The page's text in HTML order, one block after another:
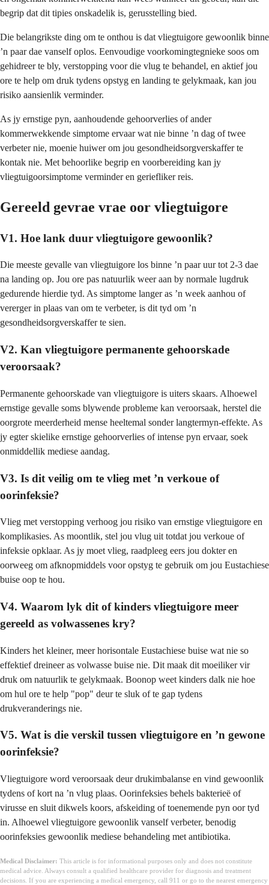
begrip dat dit tipies onskadelik is, gerusstelling bied.
Die belangrikste ding om te onthou is dat vliegtuigore gewoonlik binne
’n paar dae vanself oplos. Eenvoudige voorkomingtegnieke soos om
gehidreer te bly, verstopping voor die vlug te behandel, en aktief jou
ore te help om druk tydens opstyg en landing te gelykmaak, kan jou
risiko aansienlik verminder.
As jy ernstige pyn, aanhoudende gehoorverlies of ander
kommerwekkende simptome ervaar wat nie binne ’n dag of twee
verbeter nie, moenie huiwer om jou gesondheidsorgverskaffer te
kontak nie. Met behoorlike begrip en voorbereiding kan jy
vliegtuigoorsimptome verminder en geriefliker reis.
Gereeld gevrae vrae oor vliegtuigore
V1. Hoe lank duur vliegtuigore gewoonlik?
Die meeste gevalle van vliegtuigore los binne ’n paar uur tot 2-3 dae
na landing op. Jou ore pas natuurlik weer aan by normale lugdruk
gedurende hierdie tyd. As simptome langer as ’n week aanhou of
vererger in plaas van om te verbeter, is dit tyd om ’n
gesondheidsorgverskaffer te sien.
V2. Kan vliegtuigore permanente gehoorskade
veroorsaak?
Permanente gehoorskade van vliegtuigore is uiters skaars. Alhoewel
ernstige gevalle soms blywende probleme kan veroorsaak, herstel die
oorgrote meerderheid mense heeltemal sonder langtermyn-effekte. As
jy egter skielike ernstige gehoorverlies of intense pyn ervaar, soek
onmiddellik mediese aandag.
V3. Is dit veilig om te vlieg met ’n verkoue of
oorinfeksie?
Vlieg met verstopping verhoog jou risiko van ernstige vliegtuigore en
komplikasies. As moontlik, stel jou vlug uit totdat jou verkoue of
infeksie opklaar. As jy moet vlieg, raadpleeg eers jou dokter en
oorweeg om afknopmiddels voor opstyg te gebruik om jou Eustachiese
buise oop te hou.
V4. Waarom lyk dit of kinders vliegtuigore meer
gereeld as volwassenes kry?
Kinders het kleiner, meer horisontale Eustachiese buise wat nie so
effektief dreineer as volwasse buise nie. Dit maak dit moeiliker vir
druk om natuurlik te gelykmaak. Boonop weet kinders dalk nie hoe
om hul ore te help "pop" deur te sluk of te gap tydens
drukveranderings nie.
V5. Wat is die verskil tussen vliegtuigore en ’n gewone
oorinfeksie?
Vliegtuigore word veroorsaak deur drukimbalanse en vind gewoonlik
tydens of kort na ’n vlug plaas. Oorinfeksies behels bakterieë of
virusse en sluit dikwels koors, afskeiding of toenemende pyn oor tyd
in. Alhoewel vliegtuigore gewoonlik vanself verbeter, benodig
oorinfeksies gewoonlik mediese behandeling met antibiotika.
Medical Disclaimer: This article is for informational purposes only and does not constitute
medical advice. Always consult a qualified healthcare provider for diagnosis and treatment
decisions. If you are experiencing a medical emergency, call 911 or go to the nearest emergency